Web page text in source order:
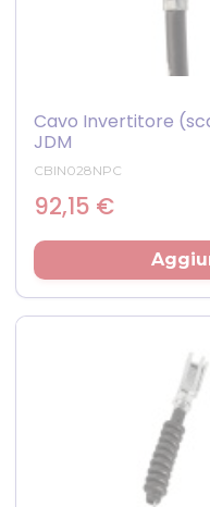
Cavo Invertitore
JDM
CBIN028NPC
92,15 €Prezzo